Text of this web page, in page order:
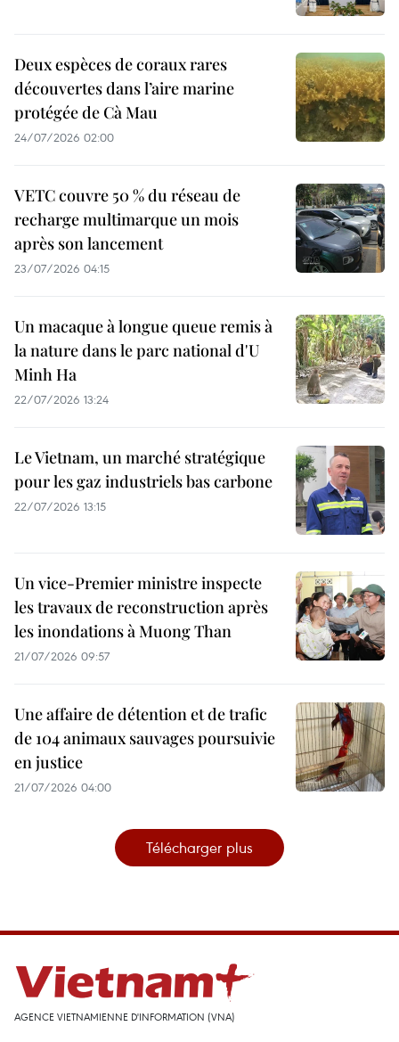
Deux espèces de coraux rares
découvertes dans l’aire marine
protégée de Cà Mau
24/07/2026 02:00
VETC couvre 50 % du réseau de
recharge multimarque un mois
après son lancement
23/07/2026 04:15
Un macaque à longue queue remis à
la nature dans le parc national d'U
Minh Ha
22/07/2026 13:24
Le Vietnam, un marché stratégique
pour les gaz industriels bas carbone
22/07/2026 13:15
Un vice-Premier ministre inspecte
les travaux de reconstruction après
les inondations à Muong Than
21/07/2026 09:57
Une affaire de détention et de trafic
de 104 animaux sauvages poursuivie
en justice
21/07/2026 04:00
Télécharger plus
AGENCE VIETNAMIENNE D'INFORMATION (VNA)